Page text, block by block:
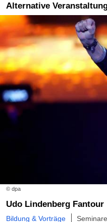
Alternative
© dpa
Udo Lindenberg Fantour
Bildung & Vorträge